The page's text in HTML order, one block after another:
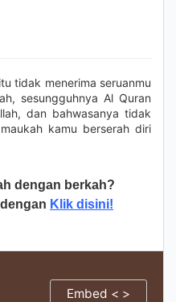
tidak menerima seruanmu
sesungguhnya Al Quran
dan bahwasanya tidak
kamu berserah diri
dengan berkah?
Klik disini!
Embed < >